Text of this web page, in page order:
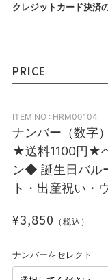
クレジットカード決済
PRICE
ITEM NO : HRM00104
ナンバー（数字
★送料1100円★
ン◆ 誕生日バル
ト・出産祝い・
¥3,850 （税込）
ナンバーをセレクト